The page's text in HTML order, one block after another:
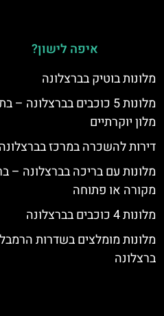
איפה לישון?
מלונות בוטיק בברצלונה
מלונות 5 כוכבים בברצלונה –
מלון יוקרתיים
דירות להשכרה במרכז בברצלונה
מלונות עם בריכה בברצלונה –
מקורה או פתוחה
מלונות 4 כוכבים בברצלונה
מלונות מומלצים בשדרות
ברצלונה